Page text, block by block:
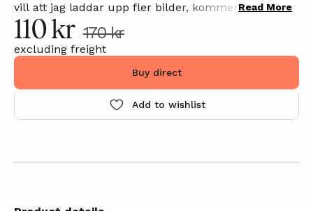
vill att jag laddar upp fler bilder, kommentera gärna
annonsen så svarar jag på din kommentar så snart
som möjligt.
Read More
110 kr 170 kr
excluding freight
Buy direct
Add to wishlist